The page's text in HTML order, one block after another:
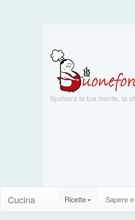
Spolvera la tua mente, la
Cucina Ricette Sapere